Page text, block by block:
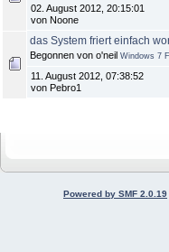
02. August 2012, 20:15:01
von Noone
das System friert einfach
Begonnen von o'neil Windows 7
11. August 2012, 07:38:52
von Pebro1
Powered by SMF 2.0.19